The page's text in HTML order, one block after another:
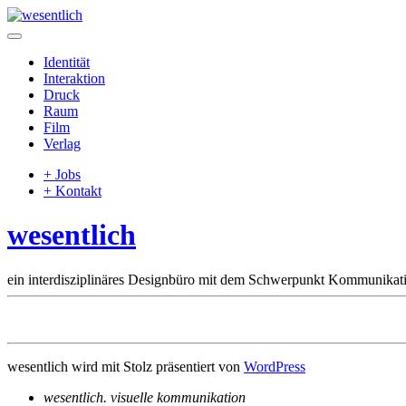
Identität
Interaktion
Druck
Raum
Film
Verlag
+ Jobs
+ Kontakt
wesentlich
ein interdisziplinäres Designbüro mit dem Schwerpunkt
wesentlich wird mit Stolz präsentiert von WordPress
wesentlich. visuelle kommunikation